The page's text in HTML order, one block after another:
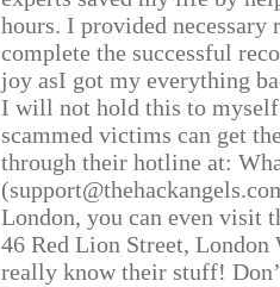
hours. I provided
complete the successful
joy asI got my everything
I will not hold this to
scammed victims can get
through their hotline at:
London, you can even visit
46 Red Lion Street, London
really know their stuff!